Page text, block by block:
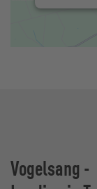
Vogelsang -